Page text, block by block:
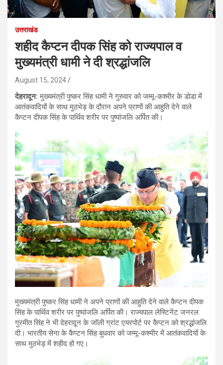
उत्तराखंड
शहीद कैप्टन दीपक सिंह को राज्यपाल व
मुख्यमंत्री धामी ने दी श्रद्धांजलि
August 15, 2024
देहरादून: मुख्यमंत्री पुष्कर सिंह धामी ने गुरुवार को जम्मू-कश्मीर के डोडा में
आतंकवादियों के साथ मुठभेड़ के दौरान अपने प्राणों की आहुति देने वाले
कैप्टन दीपक सिंह के पार्थिव शरीर पर पुष्पांजलि अर्पित की।
मुख्यमंत्री पुष्कर सिंह धामी ने अपने प्राणों की आहुति देने वाले कैप्टन दीपक
सिंह के पार्थिव शरीर पर पुष्पांजलि अर्पित की। राज्यपाल लेफ्टिनेंट जनरल
गुरमीत सिंह ने भी देहरादून के जॉली ग्रांट एयरपोर्ट पर कैप्टन को श्रद्धांजलि
दी। भारतीय सेना के कैप्टन सिंह बुधवार को जम्मू-कश्मीर में आतंकवादियों के
साथ मुठभेड़ में शहीद हो गए।